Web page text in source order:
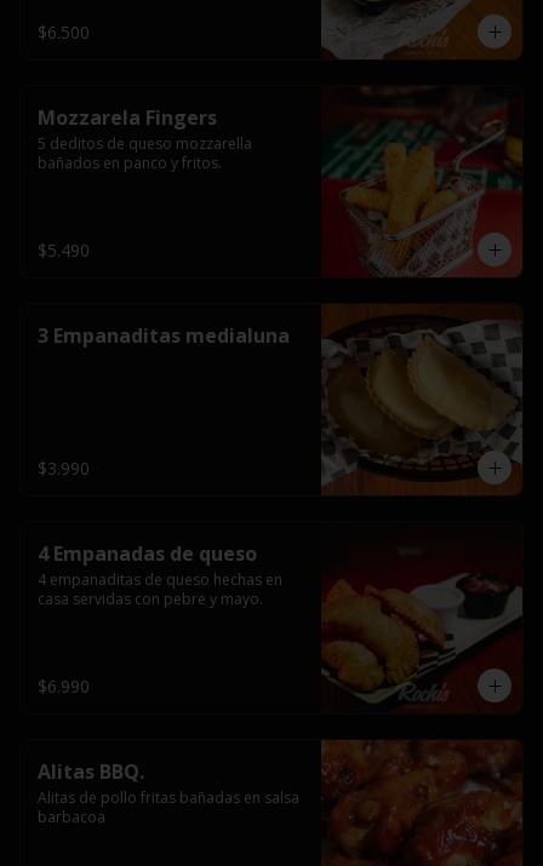
$6.500
Mozzarela Fingers
5 deditos de queso mozzarella
bañados en panco y fritos.
$5.490
3 Empanaditas medialuna
$3.990
4 Empanadas de queso
4 empanaditas de queso hechas en
casa servidas con pebre y mayo.
$6.990
Alitas BBQ.
Alitas de pollo fritas bañadas en salsa
barbacoa